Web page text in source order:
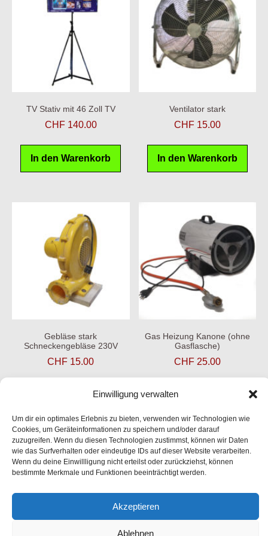
Einwilligung verwalten
Um dir ein optimales Erlebnis zu bieten, verwenden wir Technologien wie
Cookies, um Geräteinformationen zu speichern und/oder darauf
zuzugreifen. Wenn du diesen Technologien zustimmst, können wir Daten
wie das Surfverhalten oder eindeutige IDs auf dieser Website verarbeiten.
Wenn du deine Einwillligung nicht erteilst oder zurückziehst, können
bestimmte Merkmale und Funktionen beeinträchtigt werden.
Akzeptieren
Ablehnen
TV Stativ mit 46 Zoll TV
CHF140.00
In den Warenkorb
Ventilator stark
CHF15.00
In den Warenkorb
Gebläse stark
Schneckengebläse 230V
CHF 15.00
In den Warenkorb
Gas Heizung Kanone (ohne
Gasflasche)
CHF25.00
In den Warenkorb
Cookie-Richtlinie (EU)